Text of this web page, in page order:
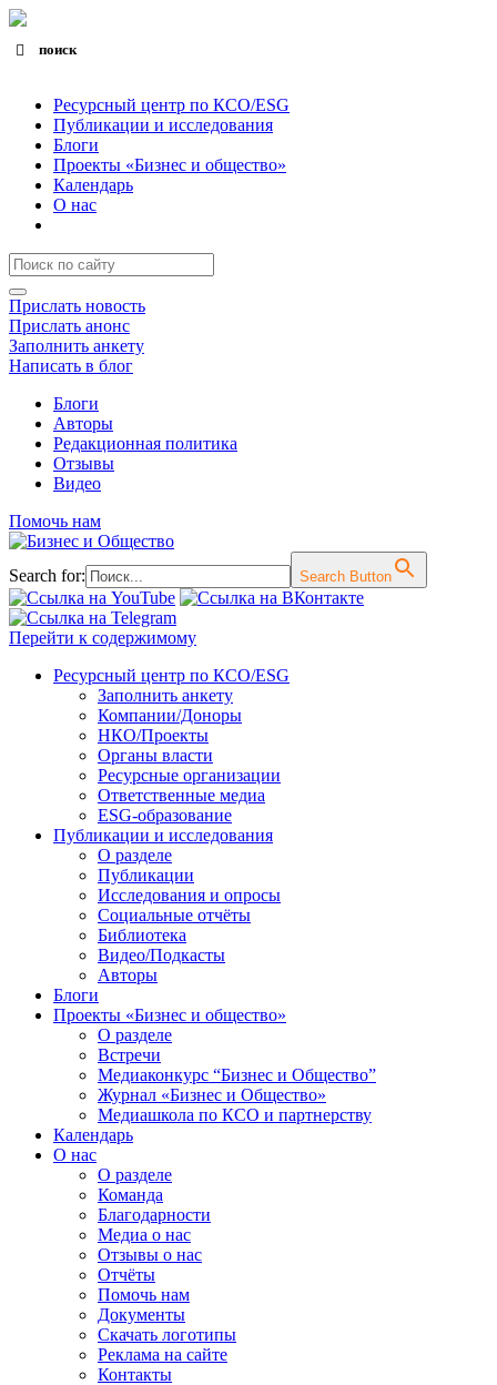
поиск
Ресурсный центр по КСО/ESG
Публикации и исследования
Блоги
Проекты «Бизнес и общество»
Календарь
О нас
Прислать новость
Прислать анонс
Заполнить анкету
Написать в блог
Блоги
Авторы
Редакционная политика
Отзывы
Видео
Помочь нам
Search for: Search Button
Перейти к содержимому
Ресурсный центр по КСО/ESG
Заполнить анкету
Компании/Доноры
НКО/Проекты
Органы власти
Ресурсные организации
Ответственные медиа
ESG-образование
Публикации и исследования
О разделе
Публикации
Исследования и опросы
Социальные отчёты
Библиотека
Видео/Подкасты
Авторы
Блоги
Проекты «Бизнес и общество»
О разделе
Встречи
Медиаконкурс “Бизнес и Общество”
Журнал «Бизнес и Общество»
Медиашкола по КСО и партнерству
Календарь
О нас
О разделе
Команда
Благодарности
Медиа о нас
Отзывы о нас
Отчёты
Помочь нам
Документы
Скачать логотипы
Реклама на сайте
Контакты